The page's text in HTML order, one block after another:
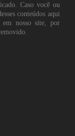
Caso você ou
conteúdos aqui
em nosso site, por